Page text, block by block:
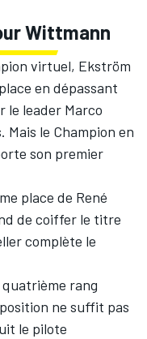
Wittmann
virtuel, Ekström
en dépassant
le leader Marco
le Champion en
son premier
place de René
de coiffer le titre
complète le
rang
ne suffit pas
le pilote